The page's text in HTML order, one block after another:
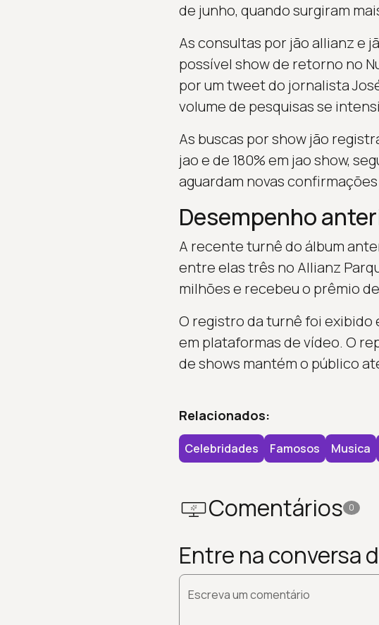
de junho, quando surgiram
As consultas por jão allianz e
possível show de retorno no
por um tweet do jornalista
volume de pesquisas se
As buscas por show jão
jao e de 180% em jao show,
aguardam novas
Desempenho
A recente turnê do álbum
entre elas três no Allianz
milhões e recebeu o prêmio
O registro da turnê foi exibido
em plataformas de vídeo. O
de shows mantém o público
Relacionados:
Celebridades Famosos Musica
Comentários 0
Entre na conversa
Escreva um comentário